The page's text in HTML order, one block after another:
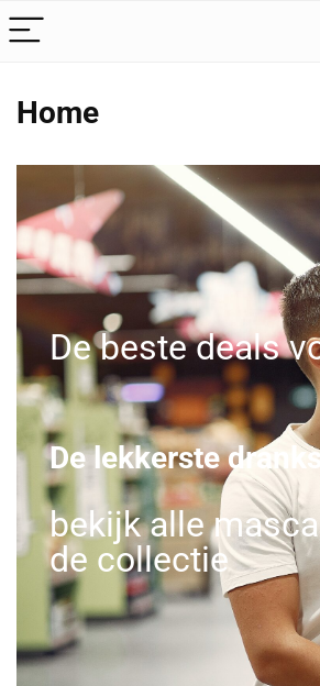
Home
De beste deals
De lekkerste
bekijk alle
de collectie